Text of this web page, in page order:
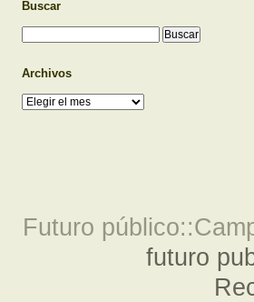
Buscar
Archivos
Archivos
Futuro
futuro